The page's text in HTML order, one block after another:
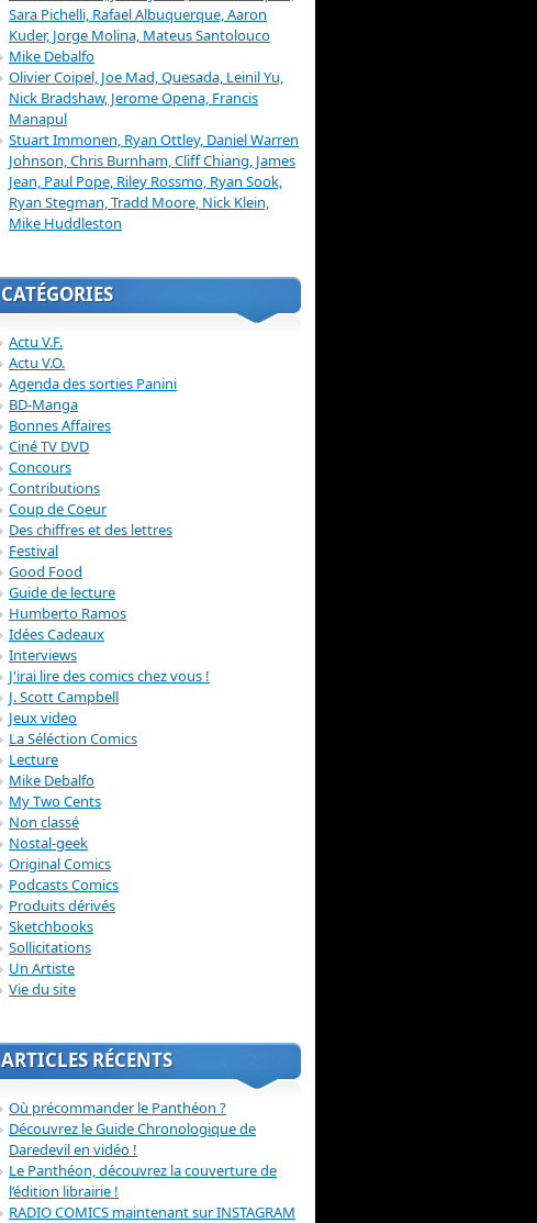
Sara Pichelli, Rafael Albuquerque, Aaron
Kuder, Jorge Molina, Mateus Santolouco
Mike Debalfo
Olivier Coipel, Joe Mad, Quesada, Leinil Yu,
Nick Bradshaw, Jerome Opena, Francis
Manapul
Stuart Immonen, Ryan Ottley, Daniel Warren
Johnson, Chris Burnham, Cliff Chiang, James
Jean, Paul Pope, Riley Rossmo, Ryan Sook,
Ryan Stegman, Tradd Moore, Nick Klein,
Mike Huddleston
CATÉGORIES
Actu V.F.
Actu V.O.
Agenda des sorties Panini
BD-Manga
Bonnes Affaires
Ciné TV DVD
Concours
Contributions
Coup de Coeur
Des chiffres et des lettres
Festival
Good Food
Guide de lecture
Humberto Ramos
Idées Cadeaux
Interviews
J'irai lire des comics chez vous !
J. Scott Campbell
Jeux video
La Séléction Comics
Lecture
Mike Debalfo
My Two Cents
Non classé
Nostal-geek
Original Comics
Podcasts Comics
Produits dérivés
Sketchbooks
Sollicitations
Un Artiste
Vie du site
ARTICLES RÉCENTS
Où précommander le Panthéon ?
Découvrez le Guide Chronologique de
Daredevil en vidéo !
Le Panthéon, découvrez la couverture de
l’édition librairie !
RADIO COMICS maintenant sur INSTAGRAM